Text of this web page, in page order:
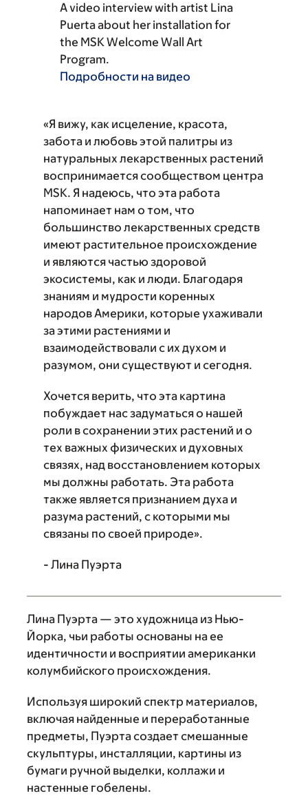
A video interview with artist Lina
Puerta about her installation for
the MSK Welcome Wall Art
Program.
Подробности на видео
«Я вижу, как исцеление, красота,
забота и любовь этой палитры из
натуральных лекарственных растений
воспринимается сообществом центра
MSK. Я надеюсь, что эта работа
напоминает нам о том, что
большинство лекарственных средств
имеют растительное происхождение
и являются частью здоровой
экосистемы, как и люди. Благодаря
знаниям и мудрости коренных
народов Америки, которые ухаживали
за этими растениями и
взаимодействовали с их духом и
разумом, они существуют и сегодня.
Хочется верить, что эта картина
побуждает нас задуматься о нашей
роли в сохранении этих растений и о
тех важных физических и духовных
связях, над восстановлением которых
мы должны работать. Эта работа
также является признанием духа и
разума растений, с которыми мы
связаны по своей природе».
- Лина Пуэрта
Лина Пуэрта — это художница из Нью-
Йорка, чьи работы основаны на ее
идентичности и восприятии американки
колумбийского происхождения.
Используя широкий спектр материалов,
включая найденные и переработанные
предметы, Пуэрта создает смешанные
скульптуры, инсталляции, картины из
бумаги ручной выделки, коллажи и
настенные гобелены.